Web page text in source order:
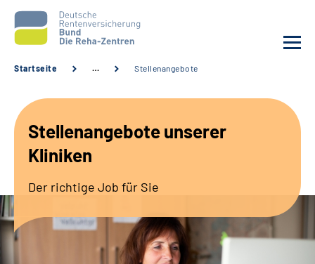
Unsere Kliniken
Sozialdienste & Zuweisende
Startseite … Stellenangebote
Stellenangebote unserer
Kliniken
Der richtige Job für Sie